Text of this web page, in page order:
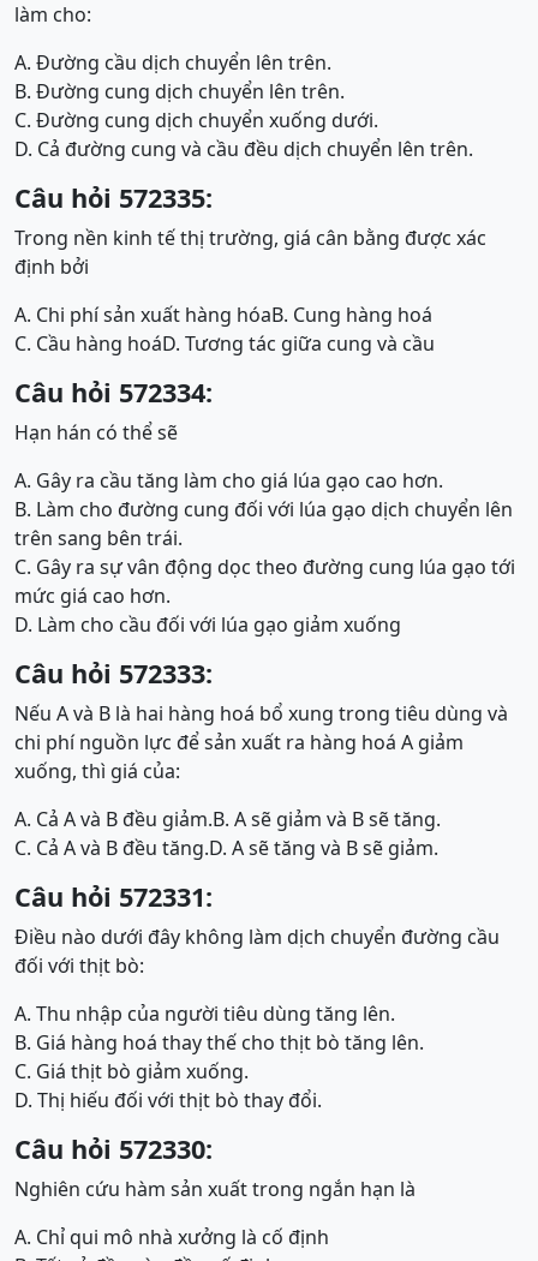
làm cho:
A. Đường cầu dịch chuyển lên trên.
B. Đường cung dịch chuyển lên trên.
C. Đường cung dịch chuyển xuống dưới.
D. Cả đường cung và cầu đều dịch chuyển lên trên.
Câu hỏi 572335:
Trong nền kinh tế thị trường, giá cân bằng được xác
định bởi
A. Chi phí sản xuất hàng hóaB. Cung hàng hoá
C. Cầu hàng hoáD. Tương tác giữa cung và cầu
Câu hỏi 572334:
Hạn hán có thể sẽ
A. Gây ra cầu tăng làm cho giá lúa gạo cao hơn.
B. Làm cho đường cung đối với lúa gạo dịch chuyển lên
trên sang bên trái.
C. Gây ra sự vân động dọc theo đường cung lúa gạo tới
mức giá cao hơn.
D. Làm cho cầu đối với lúa gạo giảm xuống
Câu hỏi 572333:
Nếu A và B là hai hàng hoá bổ xung trong tiêu dùng và
chi phí nguồn lực để sản xuất ra hàng hoá A giảm
xuống, thì giá của:
A. Cả A và B đều giảm.B. A sẽ giảm và B sẽ tăng.
C. Cả A và B đều tăng.D. A sẽ tăng và B sẽ giảm.
Câu hỏi 572331:
Điều nào dưới đây không làm dịch chuyển đường cầu
đối với thịt bò:
A. Thu nhập của người tiêu dùng tăng lên.
B. Giá hàng hoá thay thế cho thịt bò tăng lên.
C. Giá thịt bò giảm xuống.
D. Thị hiếu đối với thịt bò thay đổi.
Câu hỏi 572330:
Nghiên cứu hàm sản xuất trong ngắn hạn là
A. Chỉ qui mô nhà xưởng là cố định